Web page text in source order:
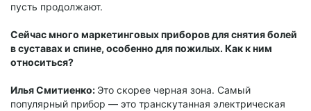
пусть продолжают.
Сейчас много маркетинговых приборов для снятия болей
в суставах и спине, особенно для пожилых. Как к ним
относиться?
Илья Смитиенко: Это скорее черная зона. Самый
популярный прибор — это транскутанная электрическая